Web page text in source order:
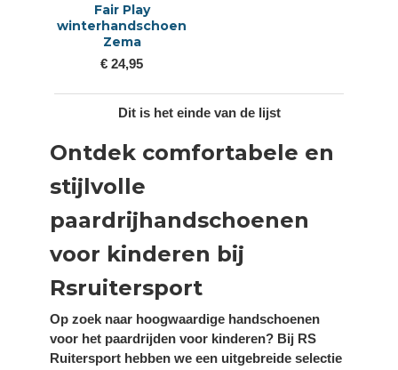
Ontdek comfortabele en
stijlvolle
paardrijhandschoenen
voor kinderen bij
Rsruitersport
Op zoek naar hoogwaardige handschoenen
voor het paardrijden voor kinderen? Bij RS
Ruitersport hebben we een uitgebreide selectie
Fair Play
winterhandschoen
Zema
€ 24,95
Dit is het einde van de lijst